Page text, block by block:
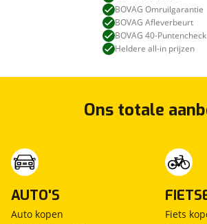
BOVAG Omruilgarantie
BOVAG Afleverbeurt
BOVAG 40-Puntencheck
Heldere all-in prijzen
Ons totale
AUTO'S
Auto kopen
Fiets